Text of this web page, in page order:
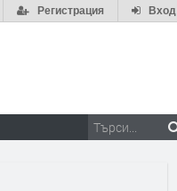
Вход
Регистрация